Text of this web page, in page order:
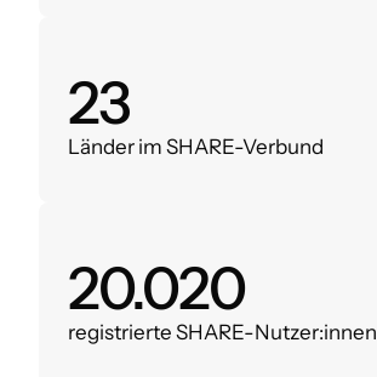
28
Länder im SHARE-Verbund
24.000
registrierte SHARE-Nutzer:innen